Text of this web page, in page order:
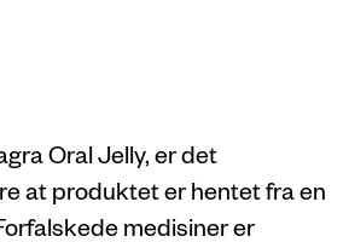
Oral Jelly, er det
at produktet er hentet fra en
medisiner er